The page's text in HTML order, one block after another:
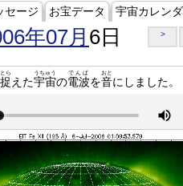
セージ お宝データ 宇宙カレン
年07月 6日 >
捉
とら
えた宇宙
うちゅう
の電波
でんぱ
を音
おと
にしました。